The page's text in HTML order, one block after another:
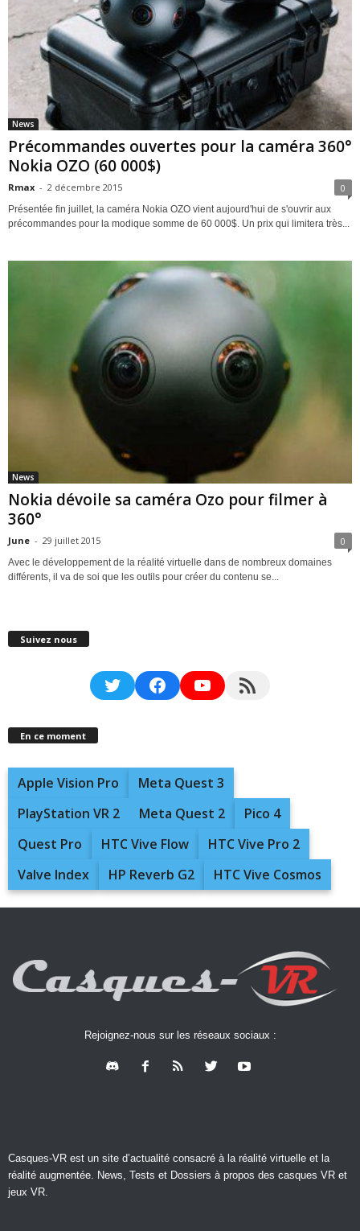
News
Précommandes ouvertes pour la caméra 360°
Nokia OZO (60 000$)
Rmax - 2 décembre 2015 0
Présentée fin juillet, la caméra Nokia OZO vient aujourd'hui de s'ouvrir aux
précommandes pour la modique somme de 60 000$. Un prix qui limitera très...
News
Nokia dévoile sa caméra Ozo pour filmer à
360°
June - 29 juillet 2015 0
Avec le développement de la réalité virtuelle dans de nombreux domaines
différents, il va de soi que les outils pour créer du contenu se...
Suivez nous
TwitterFacebookYouTubeRSS Feed
En ce moment
Apple Vision Pro
Meta Quest 3
PlayStation VR 2
Meta Quest 2
Pico 4
Quest Pro
HTC Vive Flow
HTC Vive Pro 2
Valve Index
HP Reverb G2 HTC Vive Cosmos
Rejoignez-nous sur les réseaux sociaux :
Casques-VR est un site d’actualité consacré à la réalité virtuelle et la
réalité augmentée. News, Tests et Dossiers à propos des casques VR et
jeux VR.